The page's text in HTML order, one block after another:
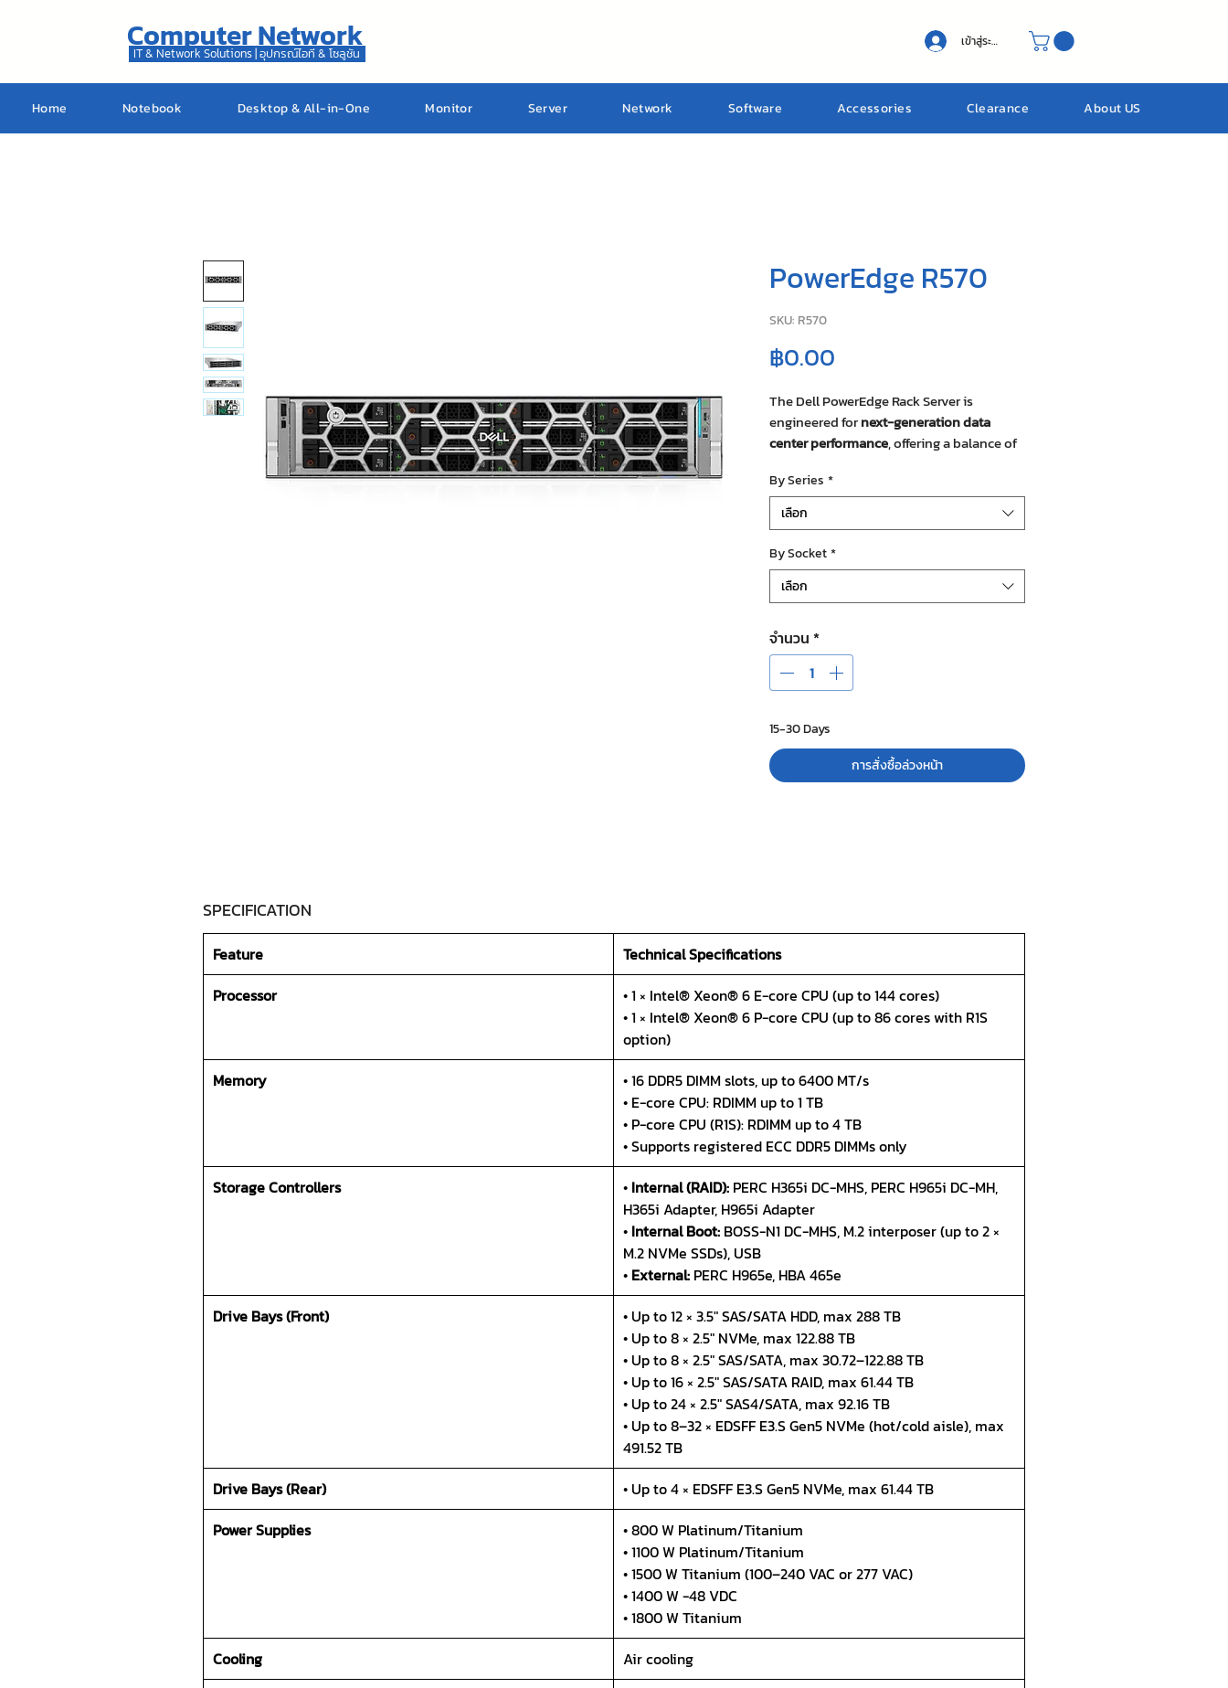
Computer Network
IT & Network Solutions | อุปกรณ์ไอที & โซลูชัน
เข้าสู่ระบบ
Home Notebook Desktop & All-in-One Monitor Server Network Software Accessories Clearance About US
PowerEdge R570
SKU: R570
฿0.00
The Dell PowerEdge Rack Server is
engineered fornext-generation data
center performance, offering a balance of
Designed for demanding enterprise
workloads, this 2U server supports both
Intel® Xeon® 6 E-core and P-core
processors
computing needs.
By Series *
เลือก
By Socket*
เลือก
จำนวน *
15-30 Days
การสั่งซื้อล่วงหน้า
SPECIFICATION
Feature
Technical Specifications
Processor
• 1 × Intel® Xeon® 6 E-core CPU (up to 144 cores)
• 1 × Intel® Xeon® 6 P-core CPU (up to 86 cores with R1S
option)
Memory
• 16 DDR5 DIMM slots, up to 6400 MT/s
• E-core CPU: RDIMM up to 1 TB
• P-core CPU (R1S): RDIMM up to 4 TB
• Supports registered ECC DDR5 DIMMs only
Storage Controllers
• Internal (RAID): PERC H365i DC-MHS, PERC H965i DC-MH,
H365i Adapter, H965i Adapter
• Internal Boot: BOSS-N1 DC-MHS, M.2 interposer (up to 2 ×
M.2 NVMe SSDs), USB
• External: PERC H965e, HBA 465e
Drive Bays (Front)
• Up to 12 × 3.5″ SAS/SATA HDD, max 288 TB
• Up to 8 × 2.5″ NVMe, max 122.88 TB
• Up to 8 × 2.5″ SAS/SATA, max 30.72–122.88 TB
• Up to 16 × 2.5″ SAS/SATA RAID, max 61.44 TB
• Up to 24 × 2.5″ SAS4/SATA, max 92.16 TB
• Up to 8–32 × EDSFF E3.S Gen5 NVMe (hot/cold aisle), max
491.52 TB
Drive Bays (Rear)
• Up to 4 × EDSFF E3.S Gen5 NVMe, max 61.44 TB
Power Supplies
• 800 W Platinum/Titanium
• 1100 W Platinum/Titanium
• 1500 W Titanium (100–240 VAC or 277 VAC)
• 1400 W -48 VDC
• 1800 W Titanium
Cooling
Air cooling